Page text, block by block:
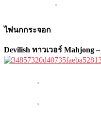
ไพ่นกกระจอก
Devilish ทาวเวอร์ Mahjong –